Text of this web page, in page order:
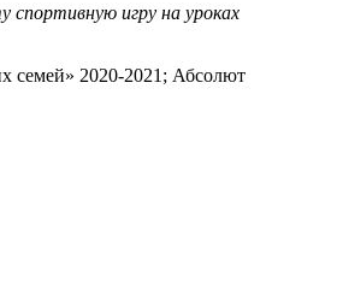
спортивную игру на уроках
семей» 2020-2021; Абсолют